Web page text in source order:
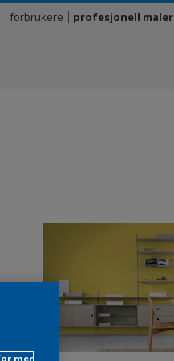
forbrukere profesjonell maler
mer